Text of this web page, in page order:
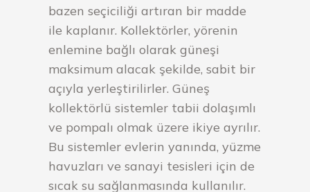
bazen seçiciliği artıran bir madde
ile kaplanır. Kollektörler, yörenin
enlemine bağlı olarak güneşi
maksimum alacak şekilde, sabit bir
açıyla yerleştirilirler. Güneş
kollektörlü sistemler tabii dolaşımlı
ve pompalı olmak üzere ikiye ayrılır.
Bu sistemler evlerin yanında, yüzme
havuzları ve sanayi tesisleri için de
sıcak su sağlanmasında kullanılır.